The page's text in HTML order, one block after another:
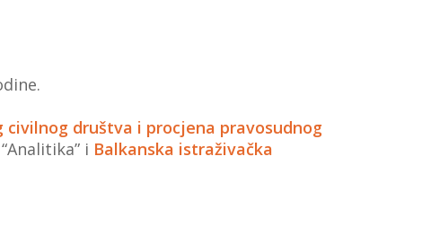
društva i procjena pravosudnog
i Balkanska istraživačka